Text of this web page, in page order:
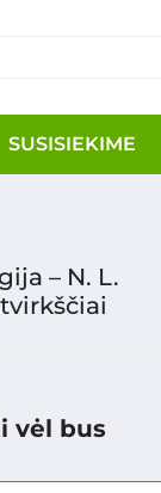
SUSISIEKIME
– N. L.
vėl bus